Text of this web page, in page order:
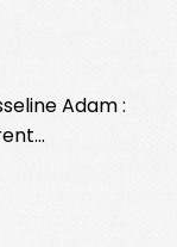
Adam :